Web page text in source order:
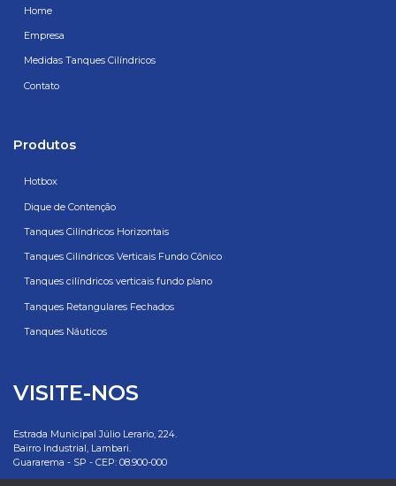
Home
Empresa
Medidas Tanques Cilíndricos
Contato
Produtos
Hotbox
Dique de Contenção
Tanques Cilíndricos Horizontais
Tanques Cilíndricos Verticais Fundo Cônico
Tanques cilíndricos verticais fundo plano
Tanques Retangulares Fechados
Tanques Náuticos
VISITE-NOS
Estrada Municipal Júlio Lerario, 224.
Bairro Industrial, Lambari.
Guararema - SP - CEP: 08.900-000